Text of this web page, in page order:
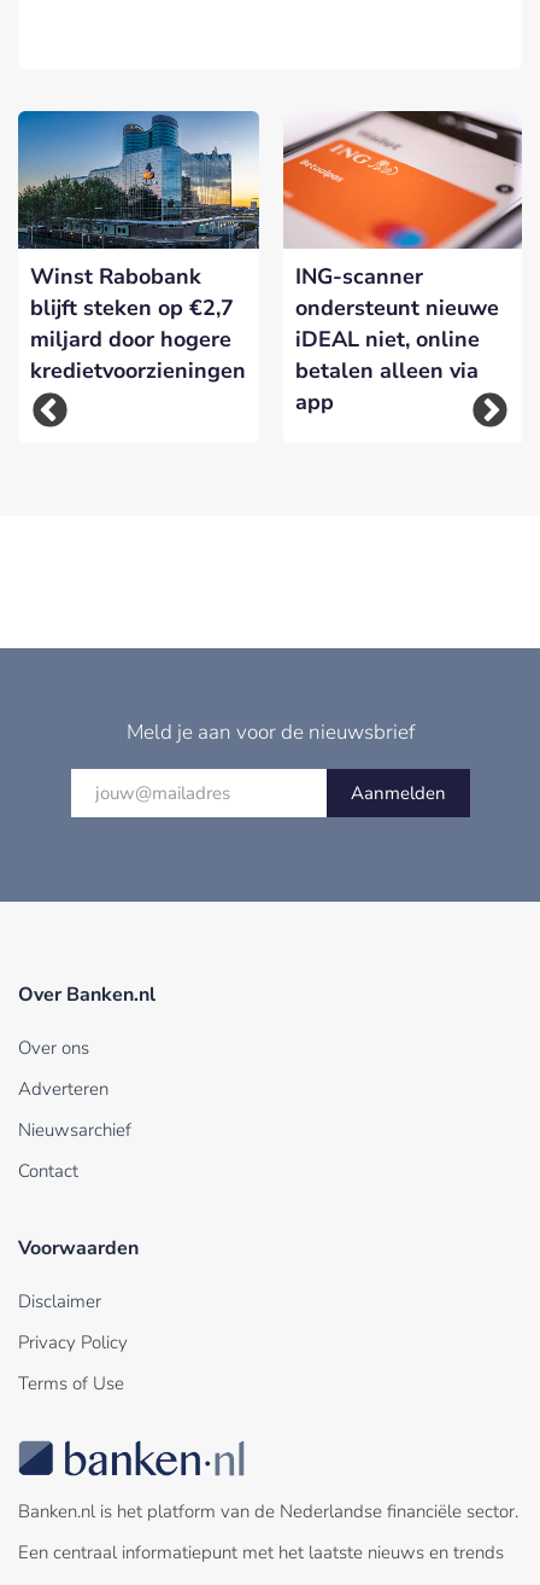
Winst Rabobank
blijft steken op €2,7
miljard door hogere
kredietvoorzieningen
ING-scanner
ondersteunt nieuwe
iDEAL niet, online
betalen alleen via
app
Meld je aan voor de nieuwsbrief
Aanmelden
Over Banken.nl
Over ons
Adverteren
Nieuwsarchief
Contact
Voorwaarden
Disclaimer
Privacy Policy
Terms of Use
Banken.nl is het platform van de Nederlandse financiële sector.
Een centraal informatiepunt met het laatste nieuws en trends